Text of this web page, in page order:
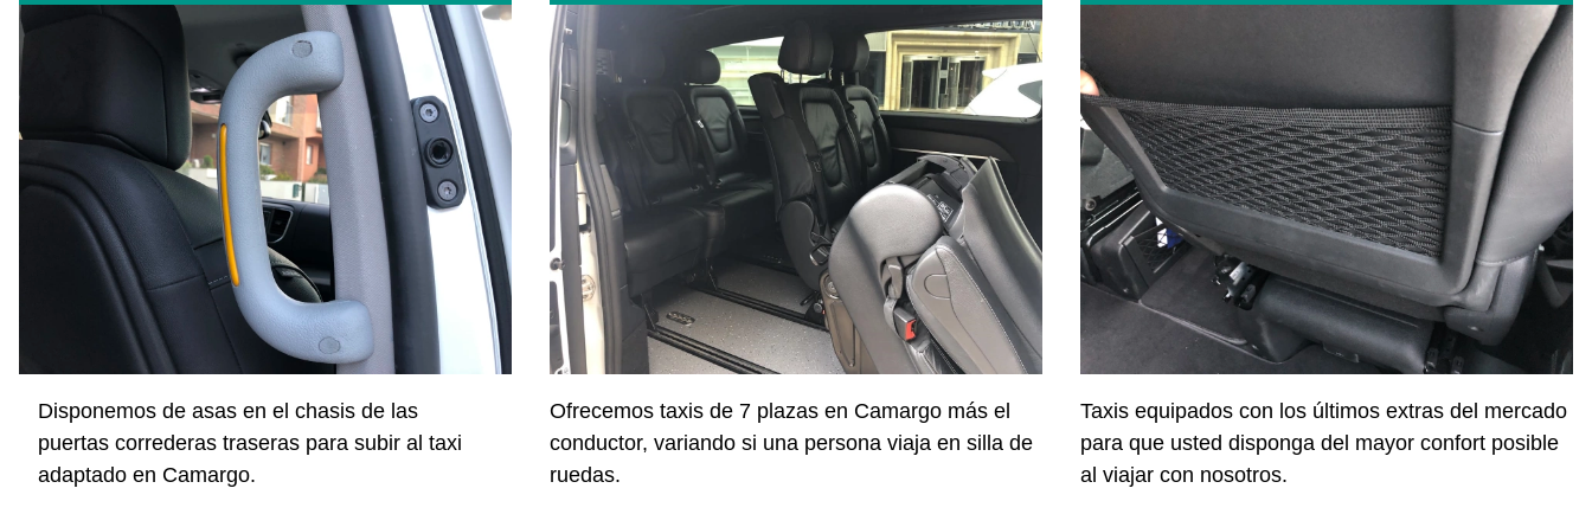
Disponemos de asas en el chasis de las
puertas correderas traseras para subir al taxi
adaptado en Camargo.
Ofrecemos taxis de 7 plazas en Camargo más el
conductor, variando si una persona viaja en silla de
ruedas.
Taxis equipados con los últimos extras del mercado
para que usted disponga del mayor confort posible
al viajar con nosotros.